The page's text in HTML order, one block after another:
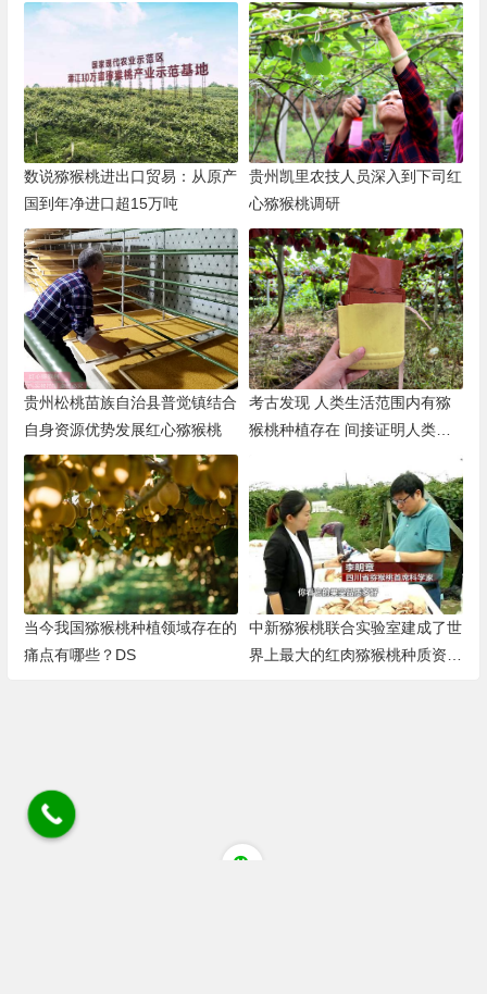
数说猕猴桃进出口贸易：从原产
国到年净进口超15万吨
贵州凯里农技人员深入到下司红
心猕猴桃调研
贵州松桃苗族自治县普觉镇结合
自身资源优势发展红心猕猴桃
考古发现 人类生活范围内有猕
猴桃种植存在 间接证明人类种
当今我国猕猴桃种植领域存在的
痛点有哪些？DS
中新猕猴桃联合实验室建成了世
界上最大的红肉猕猴桃种质资源